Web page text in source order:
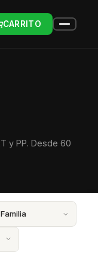
CARRITO
y PP. Desde 60